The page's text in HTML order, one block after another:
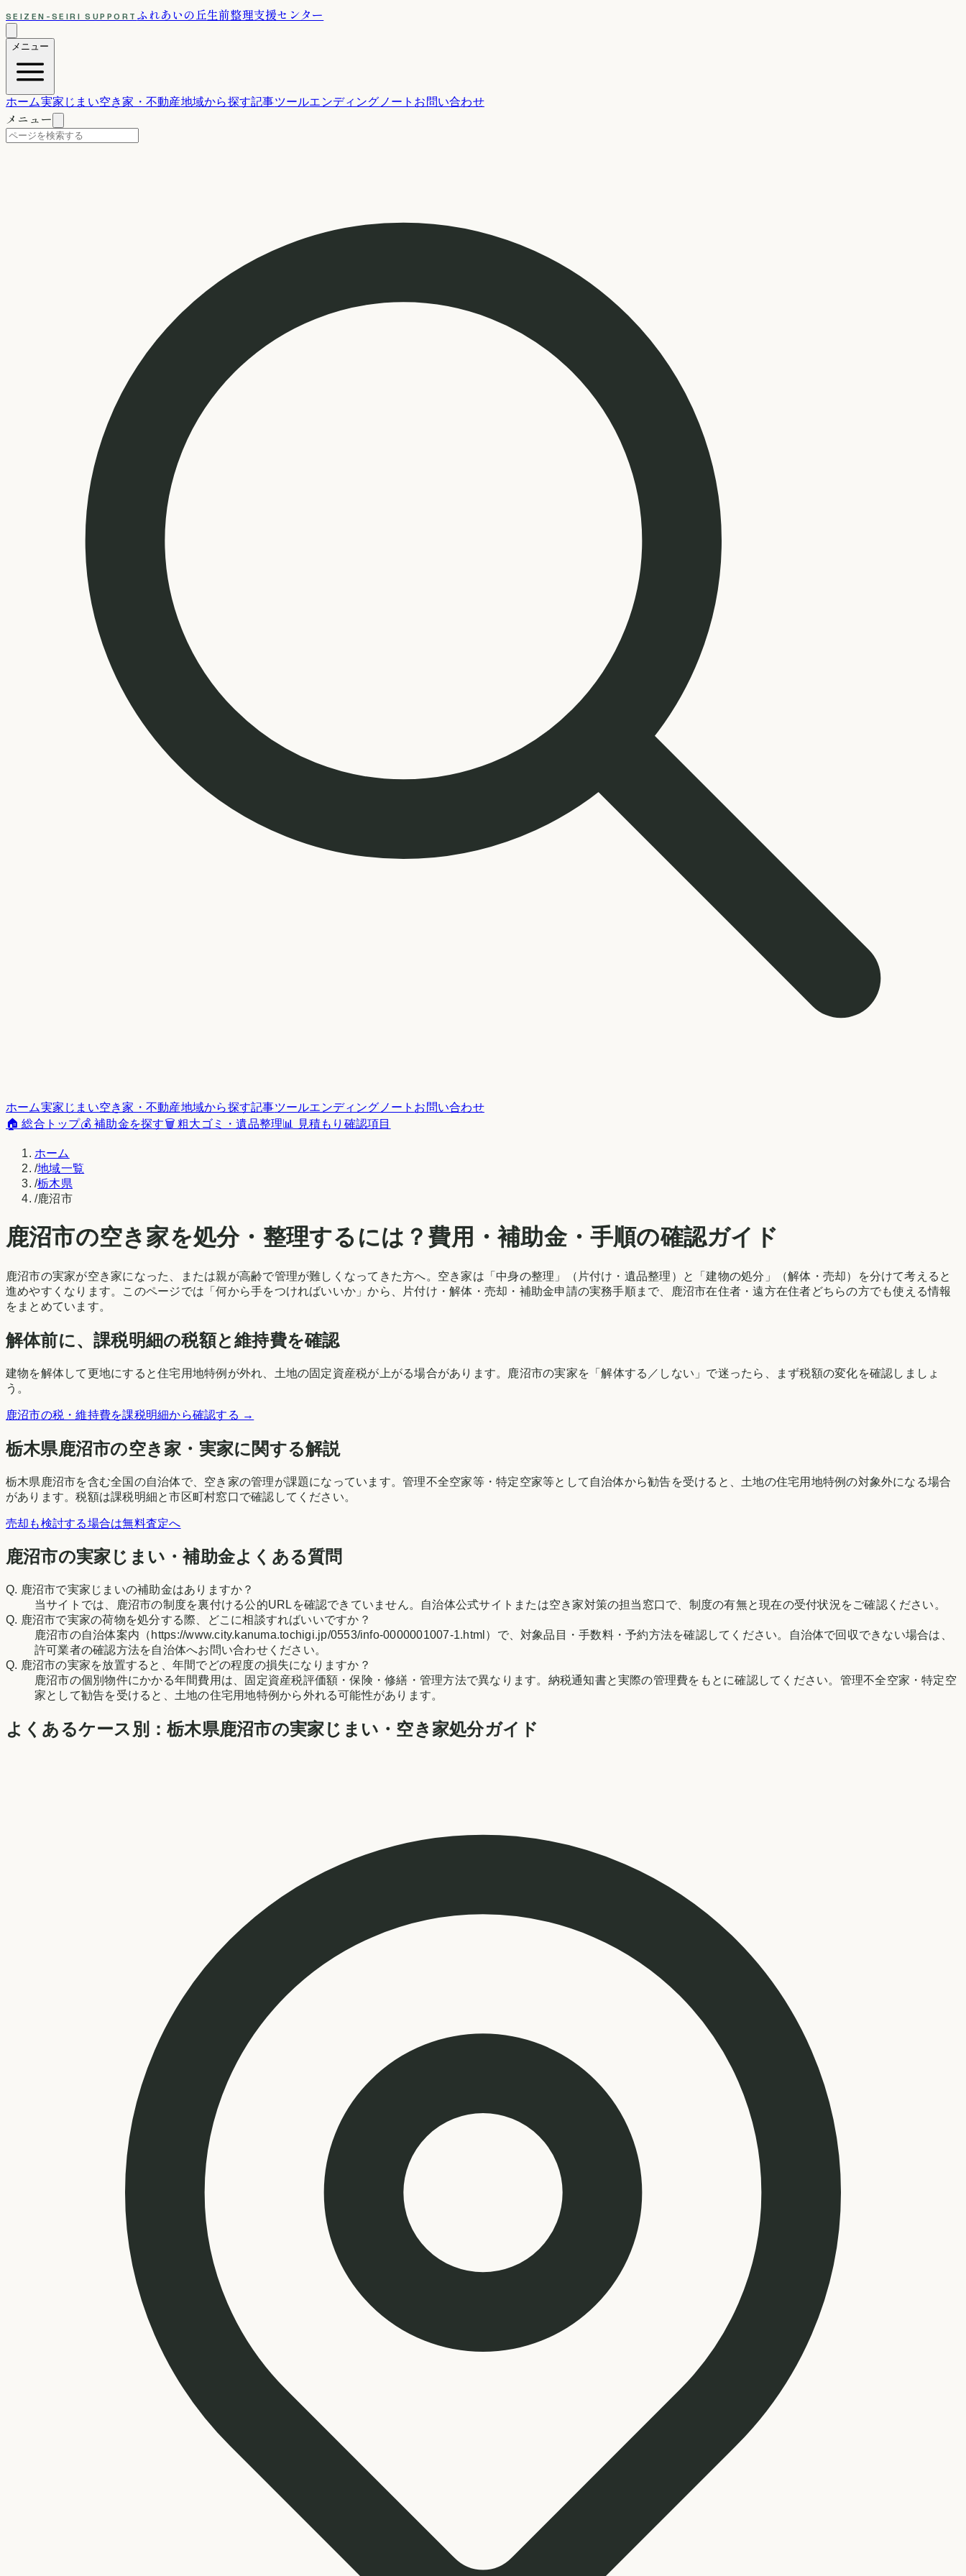
SEIZEN-SEIRI SUPPORT ふれあいの丘生前整理支援センター
メニュー
ホーム実家じまい空き家・不動産地域から探す記事ツールエンディングノート お問い合わせ
メニュー
ホーム実家じまい空き家・不動産地域から探す記事ツールエンディングノート お問い合わせ
🏠 総合トップ💰 補助金を探す🗑️ 粗大ゴミ・遺品整理📊 見積もり確認項目
ホーム
/地域一覧
/栃木県
/鹿沼市
鹿沼市の空き家を処分・整理するには？費用・補助金・手順の確認ガイド
鹿沼市の実家が空き家になった、または親が高齢で管理が難しくなってきた方へ。空き家は「中身の整理」（片付け・遺品整理）と「建物の処分」（解体・売却）を分けて考えると
進めやすくなります。このページでは「何から手をつければいいか」から、片付け・解体・売却・補助金申請の実務手順まで、
鹿沼市在住者・遠方在住者どちらの方でも使える情報
をまとめています。
解体前に、課税明細の税額と維持費を確認
建物を解体して更地にすると住宅用地特例が外れ、土地の固定資産税が上がる場合があります。 鹿沼市の実家を「解体する／しない」で迷ったら、まず税額の変化を確認しましょ
う。
鹿沼市の税・維持費を課税明細から確認する →
栃木県鹿沼市の空き家・実家に関する解説
栃木県鹿沼市を含む全国の自治体で、空き家の管理が課題になっています。管理不全空家等・特定空家等として自治体から勧告を受けると、土地の住宅用地特例の対象外になる場合
があります。税額は課税明細と市区町村窓口で確認してください。
売却も検討する場合は無料査定へ
鹿沼市の実家じまい・補助金よくある質問
Q. 鹿沼市で実家じまいの補助金はありますか？
当サイトでは、鹿沼市の制度を裏付ける公的URLを確認できていません。自治体公式サイトまたは空き家対策の担当窓口で、制度の有無と現在の受付状況をご確認ください。
Q. 鹿沼市で実家の荷物を処分する際、どこに相談すればいいですか？
鹿沼市の自治体案内（https://www.city.kanuma.tochigi.jp/0553/info-0000001007-1.html）で、対象品目・手数料・予約方法を確認してください。自治体で回収できない場合は、
許可業者の確認方法を自治体へお問い合わせください。
Q. 鹿沼市の実家を放置すると、年間でどの程度の損失になりますか？
鹿沼市の個別物件にかかる年間費用は、固定資産税評価額・保険・修繕・管理方法で異なります。納税通知書と実際の管理費をもとに確認してください。管理不全空家・特定空
家として勧告を受けると、土地の住宅用地特例から外れる可能性があります。
よくあるケース別：栃木県鹿沼市の実家じまい・空き家処分ガイド